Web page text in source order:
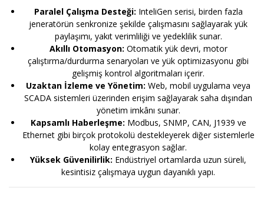
Paralel Çalışma Desteği: InteliGen serisi, birden fazla
jeneratörün senkronize şekilde çalışmasını sağlayarak yük
paylaşımı, yakıt verimliliği ve yedeklilik sunar.
Akıllı Otomasyon: Otomatik yük devri, motor
çalıştırma/durdurma senaryoları ve yük optimizasyonu gibi
gelişmiş kontrol algoritmaları içerir.
Uzaktan İzleme ve Yönetim: Web, mobil uygulama veya
SCADA sistemleri üzerinden erişim sağlayarak saha dışından
yönetim imkânı sunar.
Kapsamlı Haberleşme: Modbus, SNMP, CAN, J1939 ve
Ethernet gibi birçok protokolü destekleyerek diğer sistemlerle
kolay entegrasyon sağlar.
Yüksek Güvenilirlik: Endüstriyel ortamlarda uzun süreli,
kesintisiz çalışmaya uygun dayanıklı yapı.